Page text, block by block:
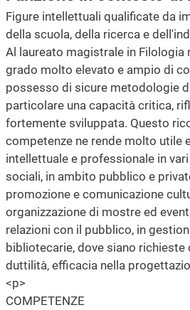
Figure intellettuali qualificate da
della scuola, della ricerca e
Al laureato magistrale in Filologia
grado molto elevato e ampio di
possesso di sicure metodologie
particolare una capacità critica,
fortemente sviluppata. Questo
competenze ne rende molto utile
intellettuale e professionale in
sociali, in ambito pubblico e
promozione e comunicazione
organizzazione di mostre ed
relazioni con il pubblico, in
bibliotecarie, dove siano richieste
duttilità, efficacia nella
<p>
COMPETENZE